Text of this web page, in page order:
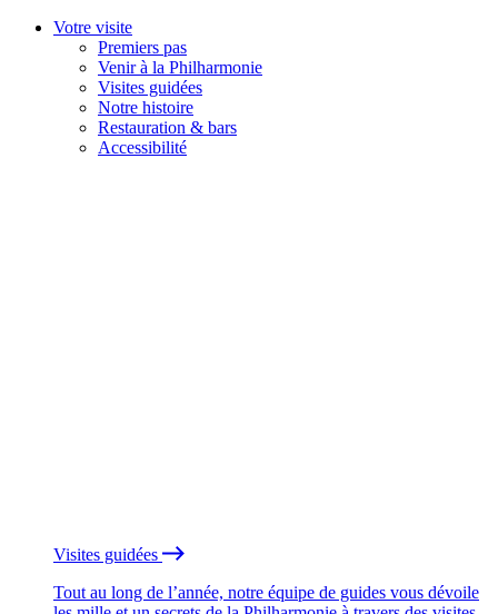
Votre visite
Premiers pas
Venir à la Philharmonie
Visites guidées
Notre histoire
Restauration & bars
Accessibilité
Visites guidées
Tout au long de l’année, notre équipe de guides vous dévoile